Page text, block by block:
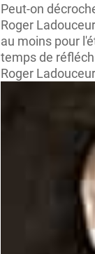
Peut-on
Roger
au moins pour
temps de
Roger Ladouceur